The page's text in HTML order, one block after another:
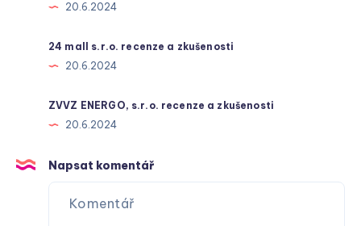
20.6.2024
24 mall s.r.o. recenze a zkušenosti
20.6.2024
ZVVZ ENERGO, s.r.o. recenze a zkušenosti
20.6.2024
Napsat komentář